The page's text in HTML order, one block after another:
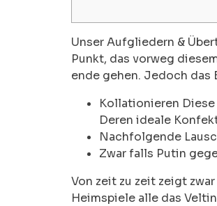
Unser Aufgliedern &
Punkt, das vorweg
ende gehen. Jedoch das
Kollationieren
Deren ideale
Nachfolgende
Zwar falls Putin
Von zeit zu zeit zeigt
Heimspiele alle das